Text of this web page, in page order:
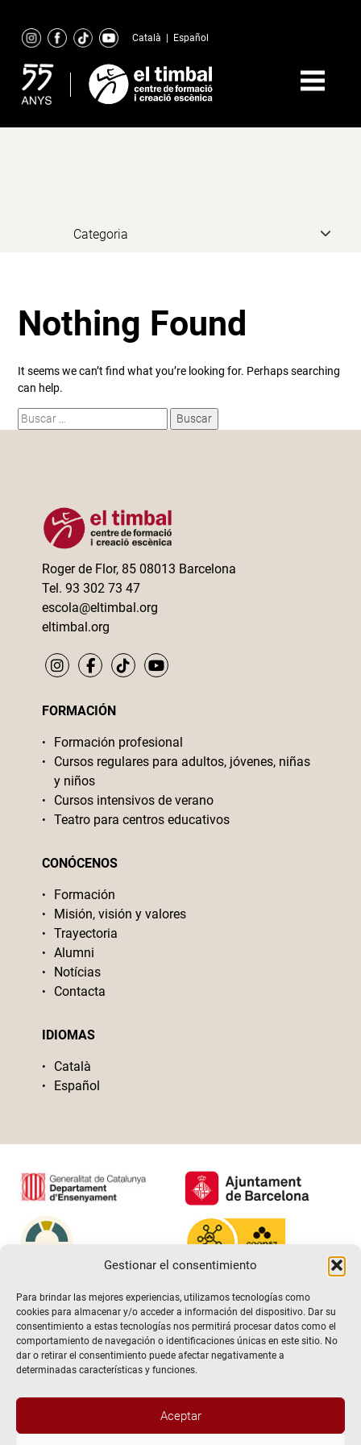
Gestionar el consentimiento
Para brindar las mejores experiencias, utilizamos tecnologías como
cookies para almacenar y/o acceder a información del dispositivo. Dar su
consentimiento a estas tecnologías nos permitirá procesar datos como el
comportamiento de navegación o identificaciones únicas en este sitio. No
dar o retirar el consentimiento puede afectar negativamente a
determinadas características y funciones.
Aceptar
content
Català Español
Nothing Found
It seems we can’t find what you’re looking for. Perhaps searching
can help.
Buscar:
Roger de Flor, 85 08013 Barcelona
Tel. 93 302 73 47
escola@eltimbal.org
eltimbal.org
FORMACIÓN
Formación profesional
Cursos regulares para adultos, jóvenes, niñas
y niños
Cursos intensivos de verano
Teatro para centros educativos
CONÓCENOS
Formación
Misión, visión y valores
Trayectoria
Alumni
Notícias
Contacta
IDIOMAS
Català
Español